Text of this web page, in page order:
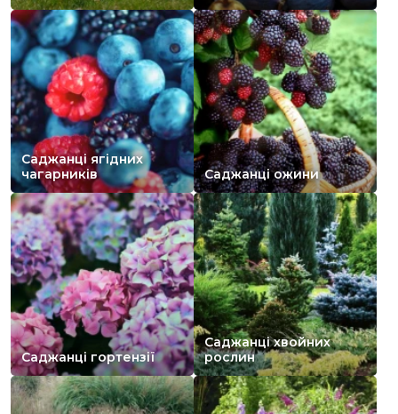
Саджанці ягідних
чагарників
Саджанці ожини
Саджанці гортензії
Саджанці хвойних
рослин